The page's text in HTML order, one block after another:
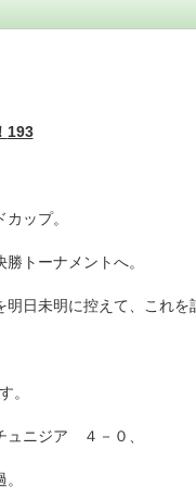
193
ップ。
トーナメントへ。
日未明に控えて、これを
。
ニジア ４－０、